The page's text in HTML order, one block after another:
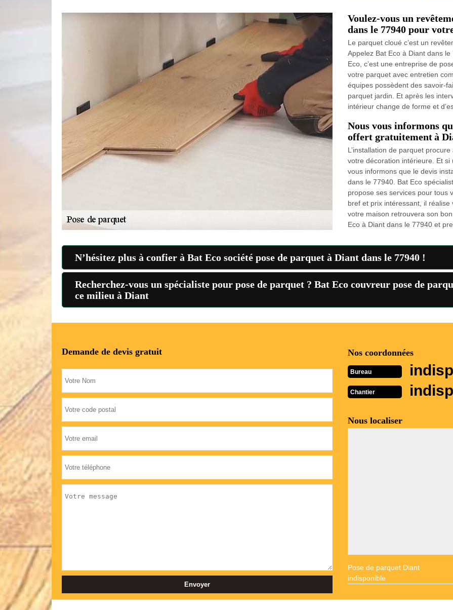
Voulez-vous un
dans le 77940 pour
Le parquet cloué c’est un
Appelez Bat Eco à Diant dans
Eco, c’est une entreprise de
votre parquet avec entretien
équipes possèdent des savoir-
parquet jardin. Et après les
intérieur change de forme et
Nous vous informons
offert gratuitement à
L’installation de parquet
votre décoration intérieure. Et
vous informons que le devis
dans le 77940. Bat Eco
propose ses services pour tous
bref et prix intéressant, il réalise
votre maison retrouvera son
Eco à Diant dans le 77940 et
N’hésitez plus à confier à Bat Eco société pose de parquet à Diant dans le 77940 !
Recherchez-vous un spécialiste pour pose de parquet ? Bat Eco couvreur pose de
ce milieu à Diant
Demande de devis gratuit Nos coordonnées
Bureau
Chantier
Nous localiser
Pose de parquet Diant
indisponible